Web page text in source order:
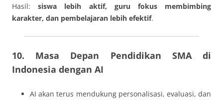
Hasil:siswa lebih aktif, guru fokus membimbing
karakter, dan pembelajaran lebih efektif.
10. Masa Depan Pendidikan SMA di
Indonesia dengan AI
AI akan terus mendukung personalisasi, evaluasi, dan